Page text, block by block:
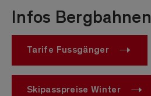
Infos Bergbahnen
Tarife Fussgänger
Skipasspreise Winter